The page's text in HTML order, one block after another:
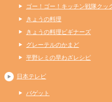
ゴー！ゴー！キッチン戦隊クッ
きょうの料理
きょうの料理ビギナーズ
グレーテルのかまど
平野レミの早わざレシピ
日本テレビ
バゲット